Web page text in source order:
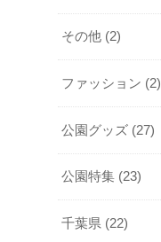
その他 (2)
ファッション (2)
公園グッズ (27)
公園特集 (23)
千葉県 (22)